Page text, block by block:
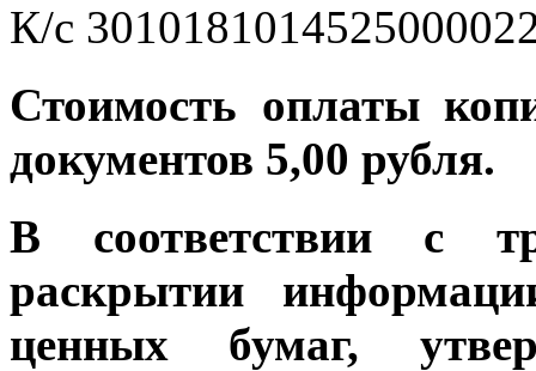
К/с
Стоимость оплаты
документов 5,00 рубля.
В соответствии с
раскрытии
ценных бумаг,